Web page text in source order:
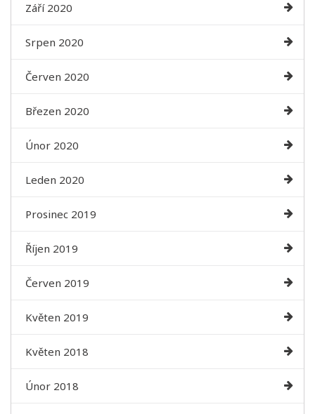
Září 2020
Srpen 2020
Červen 2020
Březen 2020
Únor 2020
Leden 2020
Prosinec 2019
Říjen 2019
Červen 2019
Květen 2019
Květen 2018
Únor 2018